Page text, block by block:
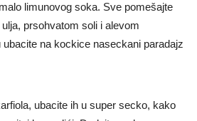
limunovog soka. Sve pomešajte
prsohvatom soli i alevom
na kockice naseckani paradajz
ubacite ih u super secko, kako